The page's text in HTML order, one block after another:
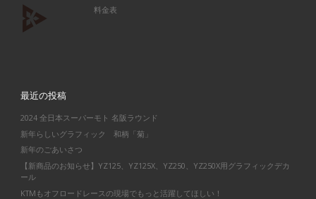
料金表
最近の投稿
2024 全日本スーパーモト 名阪ラウンド
新年らしいグラフィック 和柄「菊」
新年のごあいさつ
【新商品のお知らせ】YZ125、YZ125X、YZ250、YZ250X用グラフィックデカ
ール
KTMもオフロードレースの現場でもっと活躍してほしい！